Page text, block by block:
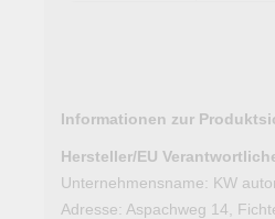
Informationen zur
Hersteller/EU
Unternehmensname: KW
Adresse: Aspachweg 14,